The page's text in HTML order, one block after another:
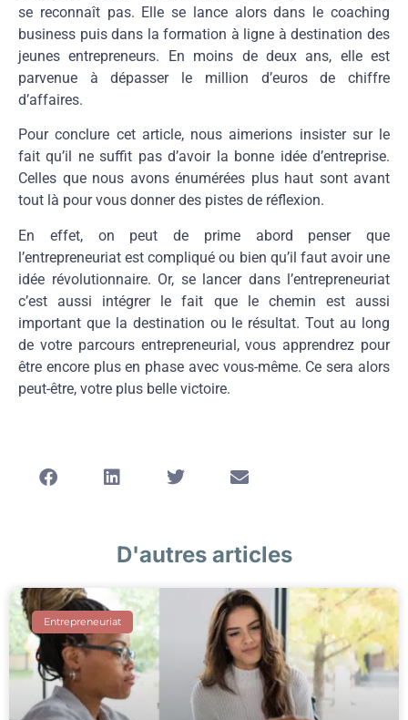
se reconnaît pas. Elle se lance alors dans le coaching
business puis dans la formation à ligne à destination des
jeunes entrepreneurs. En moins de deux ans, elle est
parvenue à dépasser le million d’euros de chiffre
d’affaires.
Pour conclure cet article, nous aimerions insister sur le
fait qu’il ne suffit pas d’avoir la bonne idée d’entreprise.
Celles que nous avons énumérées plus haut sont avant
tout là pour vous donner des pistes de réflexion.
En effet, on peut de prime abord penser que
l’entrepreneuriat est compliqué ou bien qu’il faut avoir une
idée révolutionnaire. Or, se lancer dans l’entrepreneuriat
c’est aussi intégrer le fait que le chemin est aussi
important que la destination ou le résultat. Tout au long
de votre parcours entrepreneurial, vous apprendrez pour
être encore plus en phase avec vous-même. Ce sera alors
peut-être, votre plus belle victoire.
D'autres articles
Entrepreneuriat